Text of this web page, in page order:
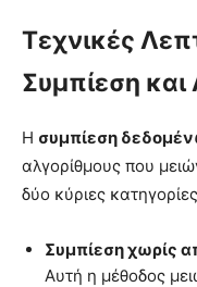
Τεχνικές
Συμπίεση
Η συμπίεση
αλγορίθμους που
δύο κύριες κατηγορίες
Συμπίεση χωρίς
Αυτή η μέθοδος